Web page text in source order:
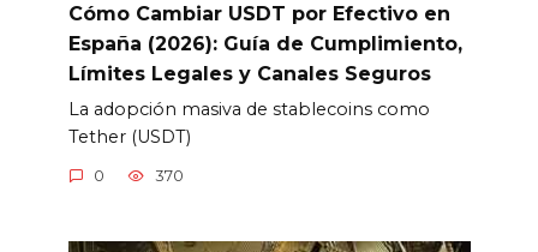
Cómo Cambiar USDT por Efectivo en
España (2026): Guía de Cumplimiento,
Límites Legales y Canales Seguros
La adopción masiva de stablecoins como
Tether (USDT)
0 370